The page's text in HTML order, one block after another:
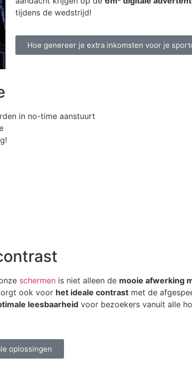
tijdens de wedstrijd!
Hoe genereer je extra inkomsten voor je
in no-time aanstuurt
schermen is niet alleen de mooie afwerking
ook voor het ideale contrast met de
leesbaarheid voor bezoekers vanuit alle
oplossingen